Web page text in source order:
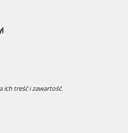
ich treść i zawartość.